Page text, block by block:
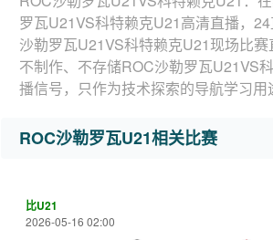
罗瓦U21VS科特赖克U21高清直播，
沙勒罗瓦U21VS科特赖克U21现场比
不制作、不存储ROC沙勒罗瓦U21VS
播信号，只作为技术探索的导航学习用
ROC沙勒罗瓦U21相关比赛
比U21
2026-05-16 02:00